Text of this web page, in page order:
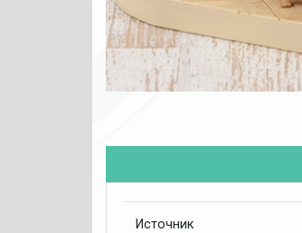
Источник